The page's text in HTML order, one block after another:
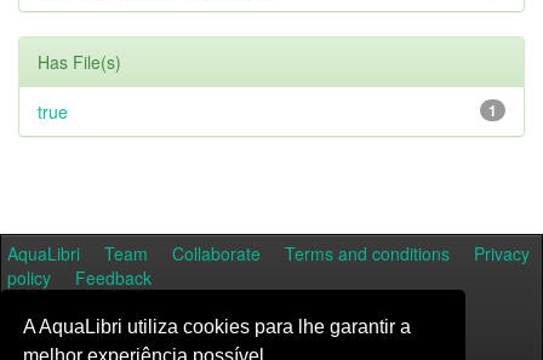
A AquaLibri utiliza cookies para lhe garantir a
Has File(s)
1
true
AquaLibri Team Collaborate Terms and conditions
Privacy
policy
Feedback